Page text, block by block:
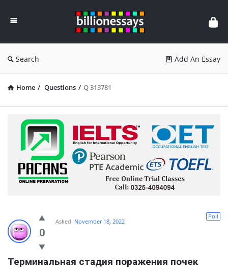
Essays
Search Add An Essay
Home / Questions / Q 313781
0
Poll
Asked: November 18, 2022
Терминальная стадия поражения почек